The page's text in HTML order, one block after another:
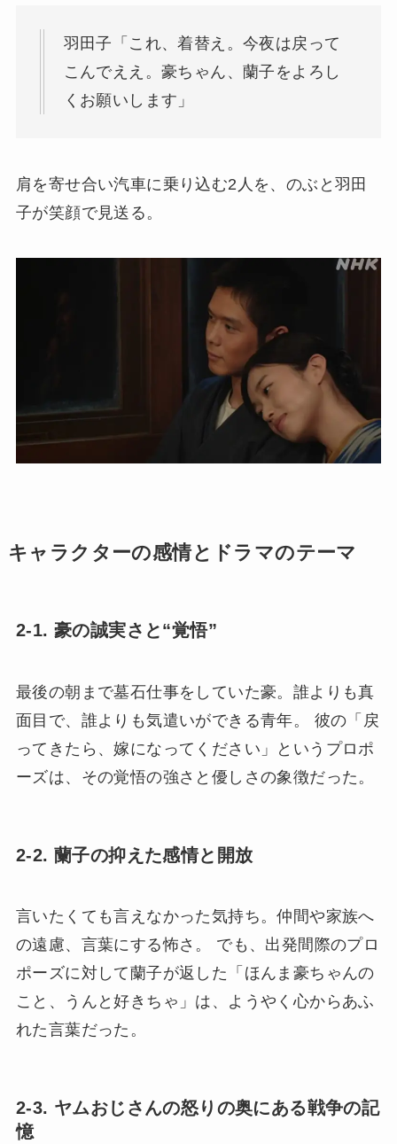
羽田子「これ、着替え。今夜は戻って
こんでええ。豪ちゃん、蘭子をよろし
くお願いします」
肩を寄せ合い汽車に乗り込む2人を、のぶと羽田
子が笑顔で見送る。
キャラクターの感情とドラマのテーマ
2-1. 豪の誠実さと“覚悟”
最後の朝まで墓石仕事をしていた豪。誰よりも真
面目で、誰よりも気遣いができる青年。 彼の「戻
ってきたら、嫁になってください」というプロポ
ーズは、その覚悟の強さと優しさの象徴だった。
2-2. 蘭子の抑えた感情と開放
言いたくても言えなかった気持ち。仲間や家族へ
の遠慮、言葉にする怖さ。 でも、出発間際のプロ
ポーズに対して蘭子が返した「ほんま豪ちゃんの
こと、うんと好きちゃ」は、ようやく心からあふ
れた言葉だった。
2-3. ヤムおじさんの怒りの奥にある戦争の記
憶